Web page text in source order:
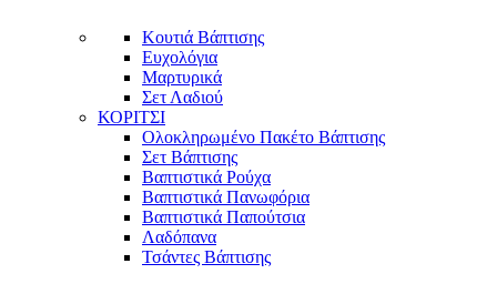
Κουτιά Βάπτισης
Ευχολόγια
Μαρτυρικά
Σετ Λαδιού
ΚΟΡΙΤΣΙ
Ολοκληρωμένο Πακέτο Βάπτισης
Σετ Βάπτισης
Βαπτιστικά Ρούχα
Βαπτιστικά Πανωφόρια
Βαπτιστικά Παπούτσια
Λαδόπανα
Τσάντες Βάπτισης